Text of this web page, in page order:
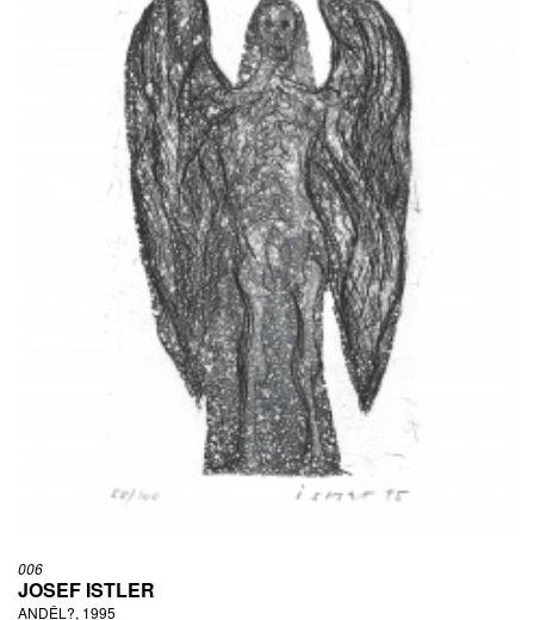
006
JOSEF ISTLER
ANDĚL?, 1995